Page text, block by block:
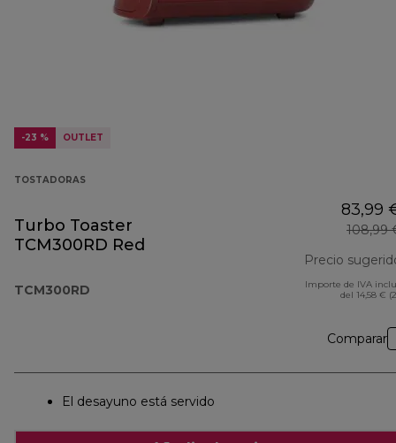
-23 % OUTLET
TOSTADORAS
Turbo Toaster
TCM300RD Red
TCM300RD
83,99
108,99
Precio
Importe de IVA
del 14,58 €
Comparar
El desayuno está servido